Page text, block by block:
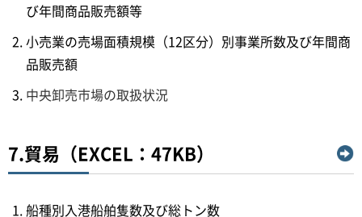
び年間商品販売額等
小売業の売場面積規模（12区分）別事業所数及び年間商
品販売額
中央卸売市場の取扱状況
7.貿易（EXCEL：47KB）
船種別入港船舶隻数及び総トン数